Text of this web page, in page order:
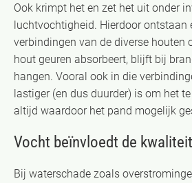
Ook krimpt het en zet het uit onder
luchtvochtigheid. Hierdoor ontstaan
verbindingen van de diverse houten
hout geuren absorbeert, blijft bij
hangen. Vooral ook in die
lastiger (en dus duurder) is om het
altijd waardoor het pand mogelijk
Vocht beïnvloedt de
Bij waterschade zoals